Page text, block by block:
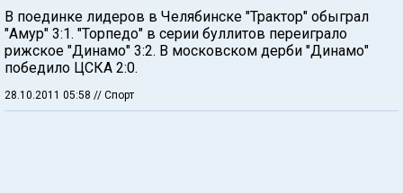
В поединке лидеров в Челябинске "Трактор" обыграл
"Амур" 3:1. "Торпедо" в серии буллитов переиграло
рижское "Динамо" 3:2. В московском дерби "Динамо"
победило ЦСКА 2:0.
28.10.2011 05:58 // Спорт